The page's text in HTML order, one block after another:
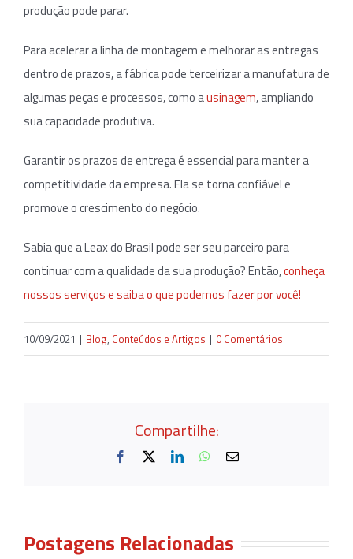
produção pode parar.
Para acelerar a linha de montagem e melhorar as entregas
dentro de prazos, a fábrica pode terceirizar a manufatura de
algumas peças e processos, como ausinagem, ampliando
sua capacidade produtiva.
Garantir os prazos de entrega é essencial para manter a
competitividade da empresa. Ela se torna confiável e
promove o crescimento do negócio.
Sabia que a Leax do Brasil pode ser seu parceiro para
continuar com a qualidade da sua produção? Então,conheça
nossos serviços e saiba o que podemos fazer por você!
10/09/2021 | Blog, Conteúdos e Artigos | 0 Comentários
Compartilhe:
Facebook LinkedInWhatsApp
E-
Postagens Relacionadas